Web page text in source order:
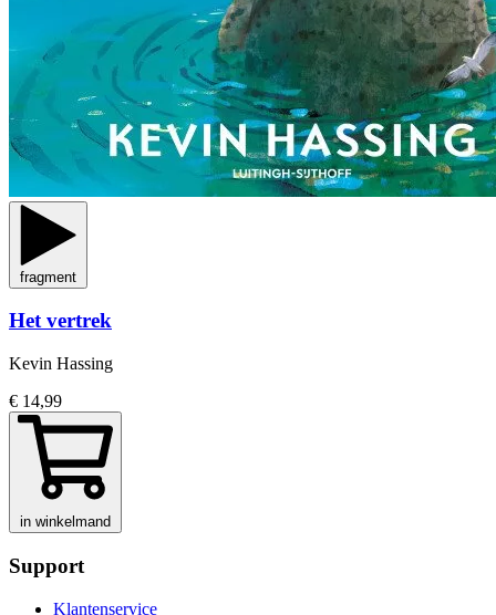
fragment
Het vertrek
Kevin Hassing
€ 14,99
in winkelmand
Support
Klantenservice